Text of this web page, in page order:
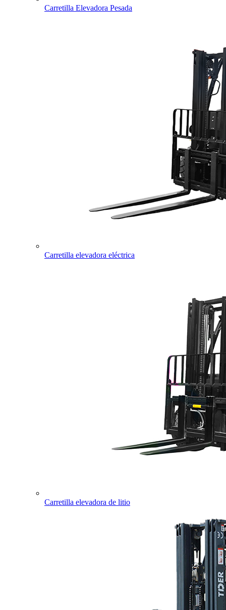
Carretilla Elevadora Pesada
Carretilla elevadora eléctrica
Carretilla elevadora de litio